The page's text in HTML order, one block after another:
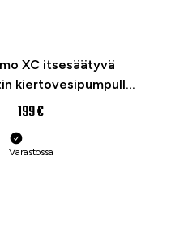
XC itsesäätyvä
kiertovesipumpulla
yhteensopiva
199 €
Varastossa